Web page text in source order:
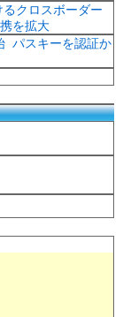
クロスボーダー
を拡大
パスキーを認証か